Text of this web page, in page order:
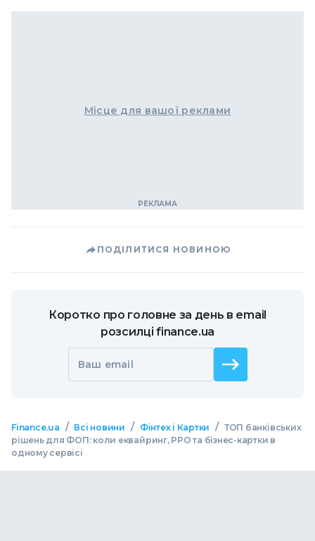
Місце для вашої реклами
ПОДІЛИТИСЯ НОВИНОЮ
Коротко про головне за день в email
розсилці finance.ua
Ваш email
Finance.ua / Всі новини / Фінтех і Картки / ТОП банківських
рішень для ФОП: коли еквайринг, РРО та бізнес-картки в
одному сервісі